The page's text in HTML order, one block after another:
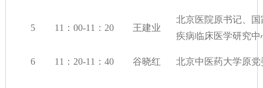
5 11：00-11：20 王建业
北京医院原书记、
疾病临床医学研究
6 11：20-11：40 谷晓红 北京中医药大学原